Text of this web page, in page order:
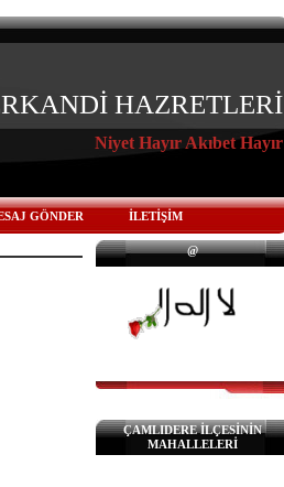
HAZRETLERİ
Niyet Hayır Akıbet Hayır
GÖNDER İLETİŞİM
@
ÇAMLIDERE İLÇESİNİN
MAHALLELERİ